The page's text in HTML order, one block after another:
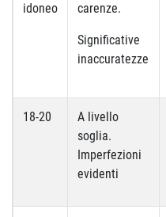
idoneo
carenze.
Significative
inaccuratezze
18-20
A livello
soglia.
Imperfezioni
evidenti